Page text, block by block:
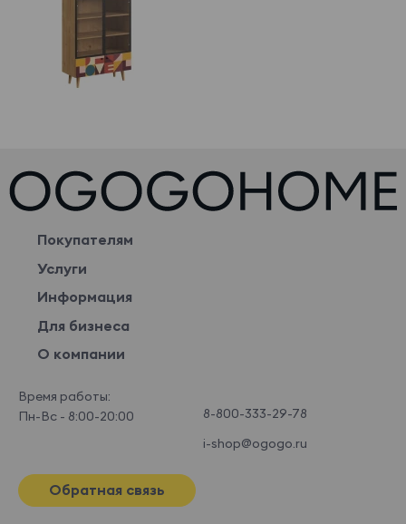
Покупателям
Услуги
Информация
Для бизнеса
О компании
Время работы:
Пн-Вс - 8:00-20:00
8-800-333-29-78
i-shop@ogogo.ru
Обратная связь